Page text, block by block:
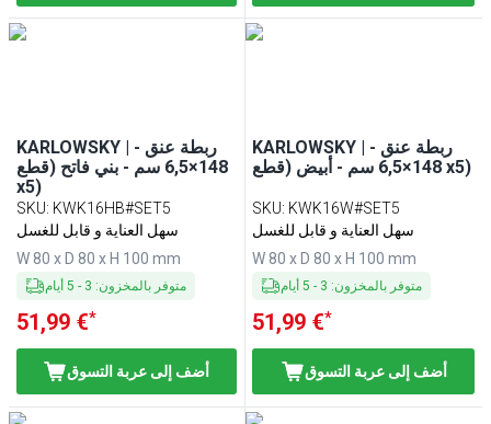
KARLOWSKY | ربطة عنق -
148×6,5 سم - بني فاتح (قطع
x5)
SKU: KWK16HB#SET5
سهل العناية و قابل للغسل
W 80 x D 80 x H 100 mm
متوفر بالمخزون:
3
-
5 أيام
51,99 €*
أضف إلى عربة التسوق
KARLOWSKY | ربطة عنق -
148×6,5 سم - أبيض (قطع x5)
SKU: KWK16W#SET5
سهل العناية و قابل للغسل
W 80 x D 80 x H 100 mm
متوفر بالمخزون:
3
-
5 أيام
51,99 €*
أضف إلى عربة التسوق